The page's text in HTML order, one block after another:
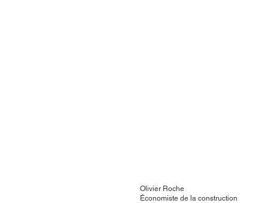
Olivier Roche
Économiste de la construction